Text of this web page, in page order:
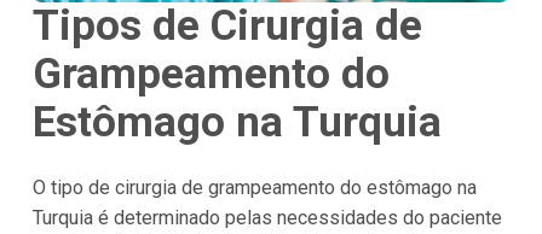
Tipos de Cirurgia de
Grampeamento do
Estômago na Turquia
O tipo de cirurgia de grampeamento do estômago na
Turquia é determinado pelas necessidades do paciente